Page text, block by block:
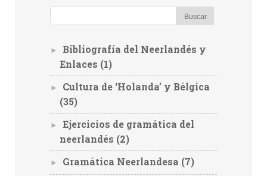
►
Bibliografía del Neerlandés y
Enlaces (1)
►
Cultura de ‘Holanda’ y Bélgica
(35)
►
Ejercicios de gramática del
neerlandés (2)
► Gramática Neerlandesa (7)